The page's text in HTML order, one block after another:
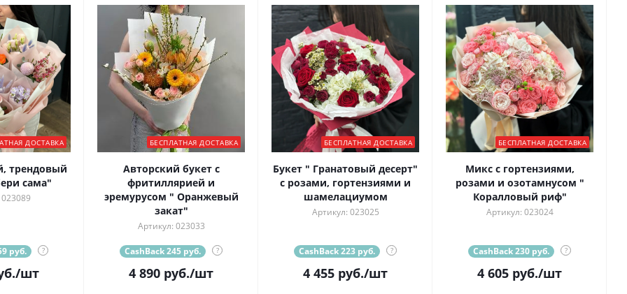
ДОСТАВКА
трендовый
сама"
руб. ?
/шт
БЕСПЛАТНАЯ ДОСТАВКА
Авторский букет с
фритиллярией и
эремурусом " Оранжевый
закат"
Артикул: 023033
CashBack 245 руб. ?
4 890 руб./шт
БЕСПЛАТНАЯ ДОСТАВКА
Букет " Гранатовый десерт"
с розами, гортензиями и
шамелациумом
Артикул: 023025
CashBack 223 руб. ?
4 455 руб./шт
БЕСПЛАТНАЯ ДОСТАВКА
Микс с гортензиями,
розами и озотамнусом "
Коралловый риф"
Артикул: 023024
CashBack 230 руб. ?
4 605 руб./шт